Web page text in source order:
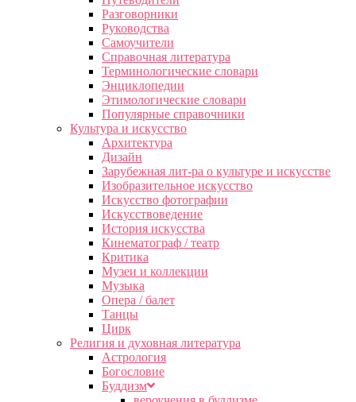
Разговорники
Руководства
Самоучители
Справочная литература
Терминологические словари
Энциклопедии
Этимологические словари
Популярные справочники
Культура и искусство
Архитектура
Дизайн
Зарубежная лит-ра о культуре и искусстве
Изобразительное искусство
Искусство фотографии
Искусствоведение
История искусства
Кинематограф / театр
Критика
Музеи и коллекции
Музыка
Опера / балет
Танцы
Цирк
Религия и духовная литература
Астрология
Богословие
Буддизм